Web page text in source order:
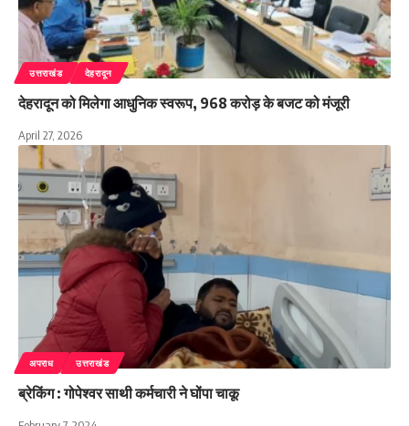
उत्तराखंड देहरादून
देहरादून को मिलेगा आधुनिक स्वरूप, 968 करोड़ के बजट को मंजूरी
April 27, 2026
अपराध उत्तराखंड
ब्रेकिंग : गोपेश्वर साथी कर्मचारी ने घोंपा चाकू